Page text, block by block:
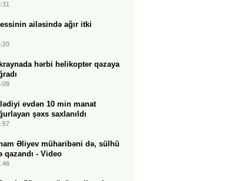
ailəsində ağır itki
hərbi helikopter qəzaya
evdən 10 min manat
şəxs saxlanıldı
Əliyev müharibəni də, sülhü
qazandı - Video